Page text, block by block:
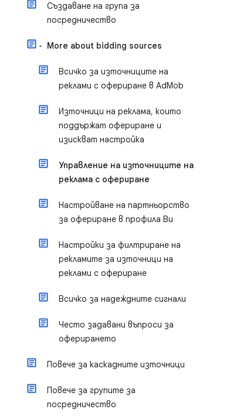
Създаване на група за
посредничество
More about bidding sources
Всичко за източниците на
реклами с офериране в AdMob
Източници на реклама, които
поддържат офериране и
изискват настройка
Управление на източниците на
реклама с офериране
Настройване на партньорство
за офериране в профила Ви
Настройки за филтриране на
рекламите за източници на
реклами с офериране
Всичко за надеждните сигнали
Често задавани въпроси за
оферирането
Повече за каскадните източници
Повече за групите за
посредничество